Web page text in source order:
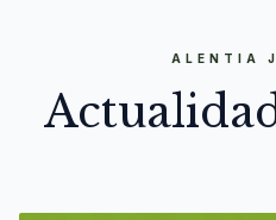
ALENTIA